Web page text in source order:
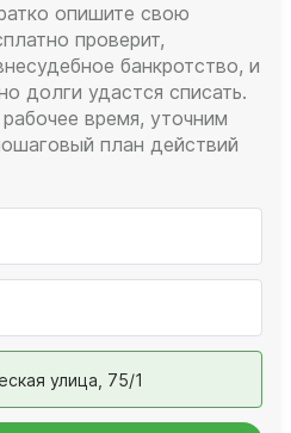
опишите свою
проверит,
банкротство, и
долги удастся списать.
время, уточним
план действий
улица, 75/1